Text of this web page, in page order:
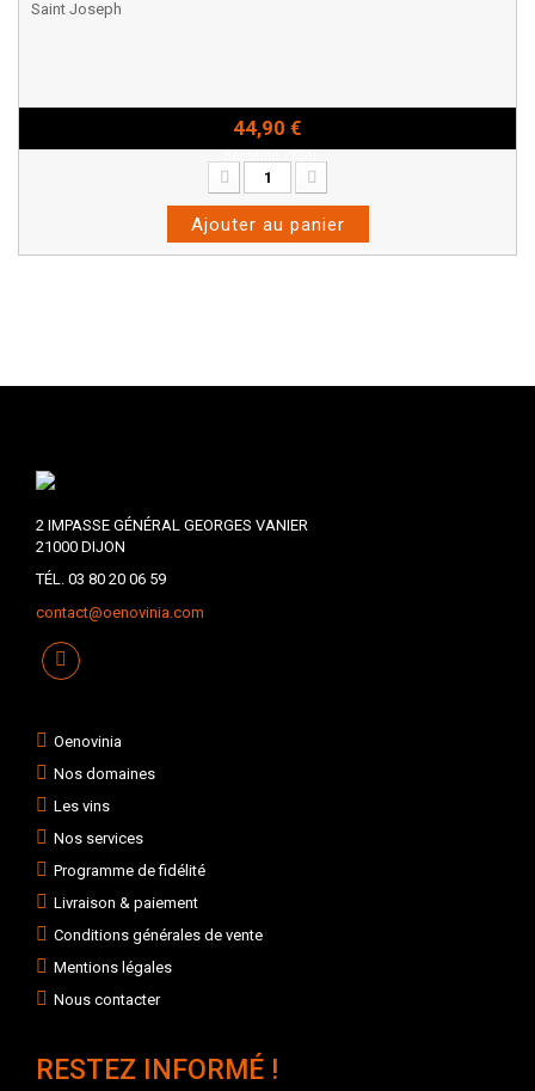
Saint Joseph
44,90 €
Ajouter au panier
2 IMPASSE GÉNÉRAL GEORGES VANIER
21000 DIJON
TÉL. 03 80 20 06 59
contact@oenovinia.com
Oenovinia
Nos domaines
Les vins
Nos services
Programme de fidélité
Livraison & paiement
Conditions générales de vente
Mentions légales
Nous contacter
RESTEZ INFORMÉ !